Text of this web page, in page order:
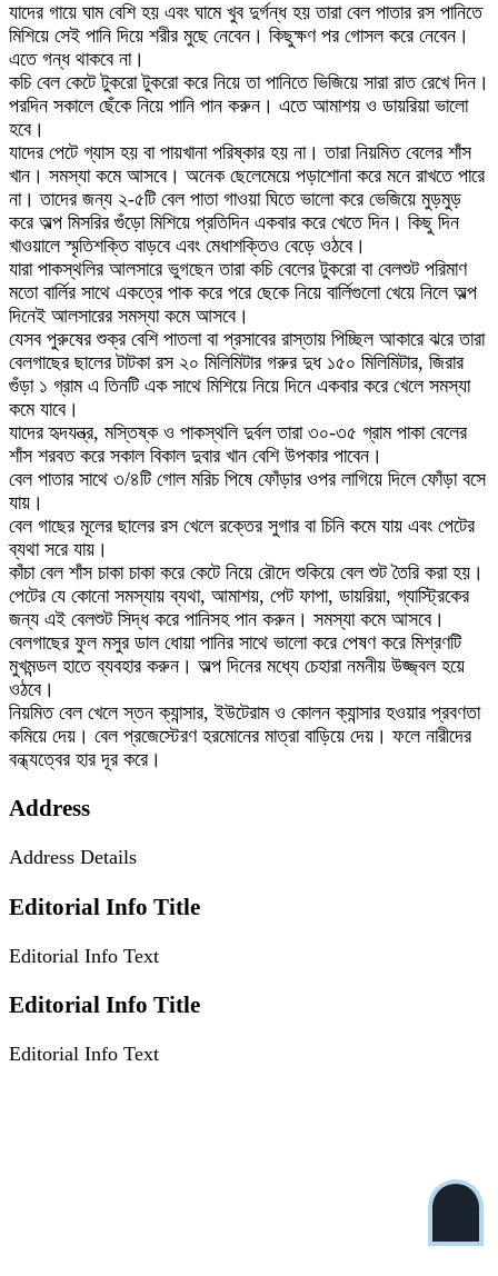
যাদের গায়ে ঘাম বেশি হয় এবং ঘামে খুব দুর্গন্ধ হয় তারা বেল পাতার রস পানিতে
মিশিয়ে সেই পানি দিয়ে শরীর মুছে নেবেন। কিছুক্ষণ পর গোসল করে নেবেন।
এতে গন্ধ থাকবে না।
কচি বেল কেটে টুকরো টুকরো করে নিয়ে তা পানিতে ভিজিয়ে সারা রাত রেখে দিন।
পরদিন সকালে ছেঁকে নিয়ে পানি পান করুন। এতে আমাশয় ও ডায়রিয়া ভালো
হবে।
যাদের পেটে গ্যাস হয় বা পায়খানা পরিষ্কার হয় না। তারা নিয়মিত বেলের শাঁস
খান। সমস্যা কমে আসবে। অনেক ছেলেমেয়ে পড়াশোনা করে মনে রাখতে পারে
না। তাদের জন্য ২-৫টি বেল পাতা গাওয়া ঘিতে ভালো করে ভেজিয়ে মুড়মুড়
করে অল্প মিসরির গুঁড়ো মিশিয়ে প্রতিদিন একবার করে খেতে দিন। কিছু দিন
খাওয়ালে স্মৃতিশক্তি বাড়বে এবং মেধাশক্তিও বেড়ে ওঠবে।
যারা পাকস্থলির আলসারে ভুগছেন তারা কচি বেলের টুকরো বা বেলশুট পরিমাণ
মতো বার্লির সাথে একত্রে পাক করে পরে ছেকে নিয়ে বার্লিগুলো খেয়ে নিলে অল্প
দিনেই আলসারের সমস্যা কমে আসবে।
যেসব পুরুষের শুক্র বেশি পাতলা বা প্রসাবের রাস্তায় পিচ্ছিল আকারে ঝরে তারা
বেলগাছের ছালের টাটকা রস ২০ মিলিমিটার গরুর দুধ ১৫০ মিলিমিটার, জিরার
গুঁড়া ১ গ্রাম এ তিনটি এক সাথে মিশিয়ে নিয়ে দিনে একবার করে খেলে সমস্যা
কমে যাবে।
যাদের হৃদযন্ত্র, মস্তিষ্ক ও পাকস্থলি দুর্বল তারা ৩০-৩৫ গ্রাম পাকা বেলের
শাঁস শরবত করে সকাল বিকাল দুবার খান বেশি উপকার পাবেন।
বেল পাতার সাথে ৩/৪টি গোল মরিচ পিষে ফোঁড়ার ওপর লাগিয়ে দিলে ফোঁড়া বসে
যায়।
বেল গাছের মূলের ছালের রস খেলে রক্তের সুগার বা চিনি কমে যায় এবং পেটের
ব্যথা সরে যায়।
কাঁচা বেল শাঁস চাকা চাকা করে কেটে নিয়ে রৌদে শুকিয়ে বেল শুট তৈরি করা হয়।
পেটের যে কোনো সমস্যায় ব্যথা, আমাশয়, পেট ফাপা, ডায়রিয়া, গ্যাস্ট্রিকের
জন্য এই বেলশুট সিদ্ধ করে পানিসহ পান করুন। সমস্যা কমে আসবে।
বেলগাছের ফুল মসুর ডাল ধোয়া পানির সাথে ভালো করে পেষণ করে মিশ্রণটি
মুখমন্ডল হাতে ব্যবহার করুন। অল্প দিনের মধ্যে চেহারা নমনীয় উজ্জ্বল হয়ে
ওঠবে।
নিয়মিত বেল খেলে স্তন ক্যান্সার, ইউটেরাম ও কোলন ক্যান্সার হওয়ার প্রবণতা
কমিয়ে দেয়। বেল প্রজেস্টেরণ হরমোনের মাত্রা বাড়িয়ে দেয়। ফলে নারীদের
বন্ধ্যত্বের হার দূর করে।
Address
Address Details
Editorial Info Title
Editorial Info Text
Editorial Info Title
Editorial Info Text